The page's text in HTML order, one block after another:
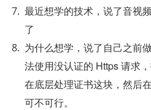
最近想学的技术，说了音视
了
为什么想学，说了自己之前
法使用没认证的 Https 请求
在底层处理证书这块，然后
可不可行。